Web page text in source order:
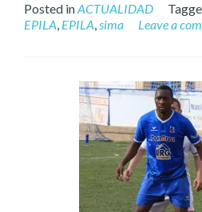
Posted inACTUALIDAD
EPILA, EPILA,sima Leave a